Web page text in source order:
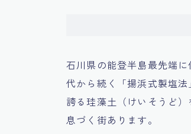
石川県の能登半島最先端
代から続く「揚浜式製塩
誇る珪藻土（けいそうど
息づく街あります。